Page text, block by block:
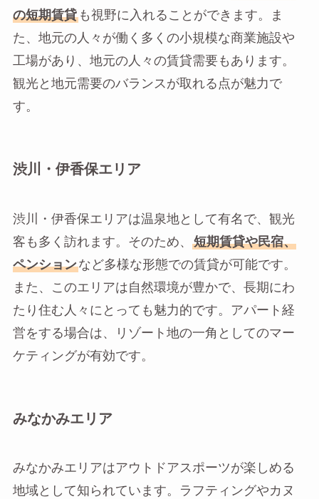
の短期賃貸も視野に入れることができます。ま
た、地元の人々が働く多くの小規模な商業施設や
工場があり、地元の人々の賃貸需要もあります。
観光と地元需要のバランスが取れる点が魅力で
す。
渋川・伊香保エリア
渋川・伊香保エリアは温泉地として有名で、観光
客も多く訪れます。そのため、
短期賃貸や民宿、
ペンションなど多様な形態での賃貸が可能です。
また、このエリアは自然環境が豊かで、長期にわ
たり住む人々にとっても魅力的です。アパート経
営をする場合は、リゾート地の一角としてのマー
ケティングが有効です。
みなかみエリア
みなかみエリアはアウトドアスポーツが楽しめる
地域として知られています。ラフティングやカヌ